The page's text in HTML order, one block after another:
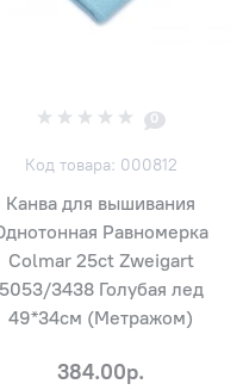
0
Код товара: 000812
Канва для вышивания
Равномерка
Colmar 25ct Zweigart
3438 Голубая лед
49*34см (Метражом)
384.00р.